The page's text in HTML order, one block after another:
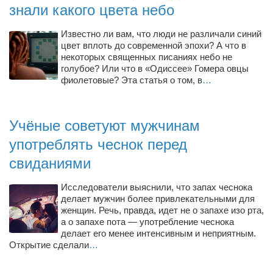
Александр Кугук
Музыканты
Евгений Касьяненко
Сергей Коноз
Alfom Studio
Guitarproduction Studio
Писатели
Поэты
Режиссёры
Художники
Надія Белокур
знали какого цвета небо
Известно ли вам, что люди не различали синий
цвет вплоть до современной эпохи? А что в
некоторых священных писаниях небо не
голубое? Или что в «Одиссее» Гомера овцы
фиолетовые? Эта статья о том, в…
Учёные советуют мужчинам
употреблять чеснок перед
свиданиями
Исследователи выяснили, что запах чеснока
делает мужчин более привлекательными для
женщин. Речь, правда, идет не о запахе изо рта,
а о запахе пота — употребление чеснока
делает его менее интенсивным и неприятным.
Открытие сделали…